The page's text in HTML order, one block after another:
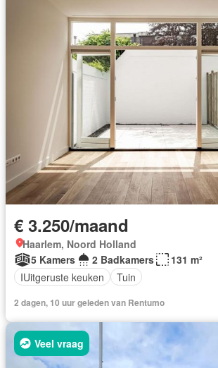
€ 3.250/maand
Haarlem, Noord Holland
5 Kamers
2 Badkamers
131 m²
IUitgeruste keuken
Tuin
2 dagen, 10 uur geleden van Rentumo
Veel vraag